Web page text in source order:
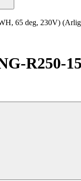
65 deg, 230V)
R250-